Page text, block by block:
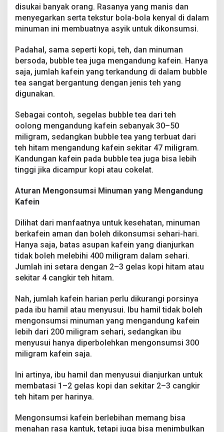
disukai banyak orang. Rasanya yang manis dan
menyegarkan serta tekstur bola-bola kenyal di dalam
minuman ini membuatnya asyik untuk dikonsumsi.
Padahal, sama seperti kopi, teh, dan minuman
bersoda, bubble tea juga mengandung kafein. Hanya
saja, jumlah kafein yang terkandung di dalam bubble
tea sangat bergantung dengan jenis teh yang
digunakan.
Sebagai contoh, segelas bubble tea dari teh
oolong mengandung kafein sebanyak 30–50
miligram, sedangkan bubble tea yang terbuat dari
teh hitam mengandung kafein sekitar 47 miligram.
Kandungan kafein pada bubble tea juga bisa lebih
tinggi jika dicampur kopi atau cokelat.
Aturan Mengonsumsi Minuman yang Mengandung
Kafein
Dilihat dari manfaatnya untuk kesehatan, minuman
berkafein aman dan boleh dikonsumsi sehari-hari.
Hanya saja, batas asupan kafein yang dianjurkan
tidak boleh melebihi 400 miligram dalam sehari.
Jumlah ini setara dengan 2–3 gelas kopi hitam atau
sekitar 4 cangkir teh hitam.
Nah, jumlah kafein harian perlu dikurangi porsinya
pada ibu hamil atau menyusui. Ibu hamil tidak boleh
mengonsumsi minuman yang mengandung kafein
lebih dari 200 miligram sehari, sedangkan ibu
menyusui hanya diperbolehkan mengonsumsi 300
miligram kafein saja.
Ini artinya, ibu hamil dan menyusui dianjurkan untuk
membatasi 1–2 gelas kopi dan sekitar 2–3 cangkir
teh hitam per harinya.
Mengonsumsi kafein berlebihan memang bisa
menahan rasa kantuk, tetapi juga bisa menimbulkan